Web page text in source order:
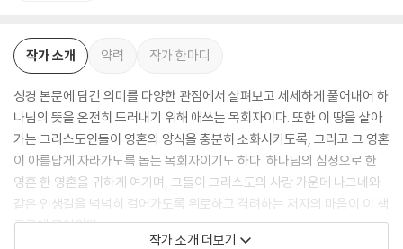
작가 소개 약력 작가 한마디
성경 본문에 담긴 의미를 다양한 관점에서 살펴보고 세세하게 풀어내어 하
나님의 뜻을 온전히 드러내기 위해 애쓰는 목회자이다. 또한 이 땅을 살아
가는 그리스도인들이 영혼의 양식을 충분히 소화시키도록, 그리고 그 영혼
이 아름답게 자라가도록 돕는 목회자이기도 하다. 하나님의 심정으로 한
영혼 한 영혼을 귀하게 여기며, 그들이 그리스도의 사랑 가운데 나그네와
같은 인생길을 넉넉히 걸어가도록 위로하고 격려하는 저자의 마음이 이 책
곳곳에 묻어있다.
작가 소개 더보기